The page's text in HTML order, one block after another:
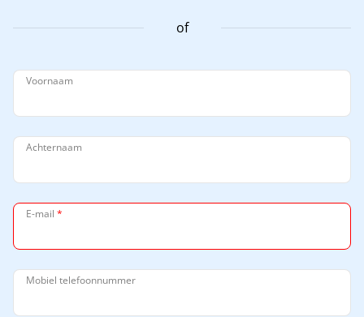
of
Voornaam
Achternaam
E-mail *
Mobiel telefoonnummer